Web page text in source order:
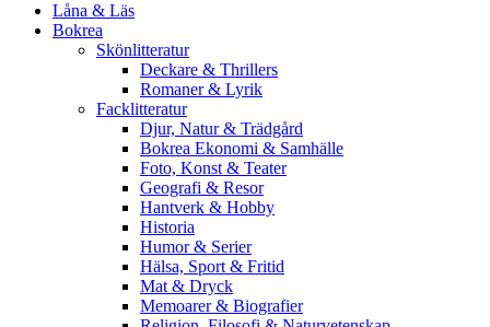
Låna & Läs
Bokrea
Skönlitteratur
Deckare & Thrillers
Romaner & Lyrik
Facklitteratur
Djur, Natur & Trädgård
Bokrea Ekonomi & Samhälle
Foto, Konst & Teater
Geografi & Resor
Hantverk & Hobby
Historia
Humor & Serier
Hälsa, Sport & Fritid
Mat & Dryck
Memoarer & Biografier